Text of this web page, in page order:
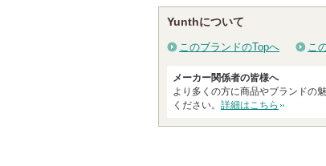
Yunthについて
このブランドのTopへ こ
メーカー関係者の皆様へ
より多くの方に商品やブランドの
ください。 詳細はこちら